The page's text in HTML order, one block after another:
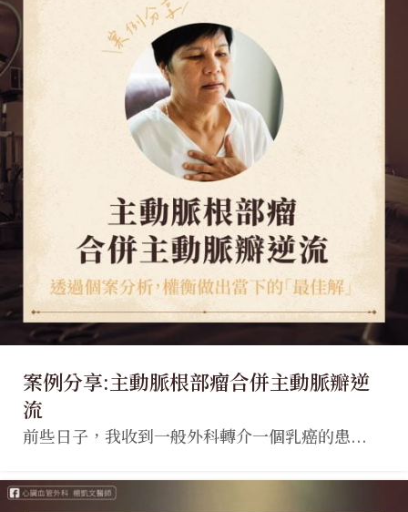
案例分享:主動脈根部瘤合併主動脈瓣逆
流
前些日子，我收到一般外科轉介一個乳癌的患...